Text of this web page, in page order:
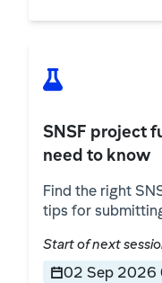
SNSF project
need to know
Find the right
tips for
Start of next
02 Sep 2026